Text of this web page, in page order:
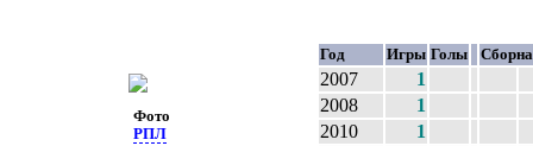
Фото
РПЛ
Год Игры Голы
2007
1
2008
1
2010
1